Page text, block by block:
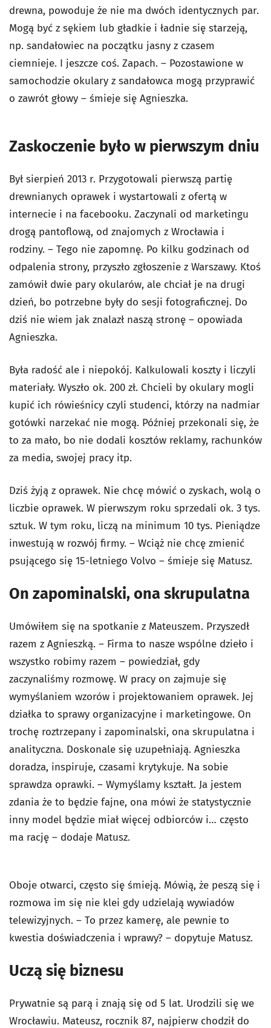
drewna, powoduje że nie ma dwóch identycznych par.
Mogą być z sękiem lub gładkie i ładnie się starzeją,
np. sandałowiec na początku jasny z czasem
ciemnieje. I jeszcze coś. Zapach. – Pozostawione w
samochodzie okulary z sandałowca mogą przyprawić
o zawrót głowy – śmieje się Agnieszka.
Zaskoczenie było w pierwszym dniu
Był sierpień 2013 r. Przygotowali pierwszą partię
drewnianych oprawek i wystartowali z ofertą w
internecie i na facebooku. Zaczynali od marketingu
drogą pantoflową, od znajomych z Wrocławia i
rodziny. – Tego nie zapomnę. Po kilku godzinach od
odpalenia strony, przyszło zgłoszenie z Warszawy. Ktoś
zamówił dwie pary okularów, ale chciał je na drugi
dzień, bo potrzebne były do sesji fotograficznej. Do
dziś nie wiem jak znalazł naszą stronę – opowiada
Agnieszka.
Była radość ale i niepokój. Kalkulowali koszty i liczyli
materiały. Wyszło ok. 200 zł. Chcieli by okulary mogli
kupić ich rówieśnicy czyli studenci, którzy na nadmiar
gotówki narzekać nie mogą. Później przekonali się, że
to za mało, bo nie dodali kosztów reklamy, rachunków
za media, swojej pracy itp.
Dziś żyją z oprawek. Nie chcę mówić o zyskach, wolą o
liczbie oprawek. W pierwszym roku sprzedali ok. 3 tys.
sztuk. W tym roku, liczą na minimum 10 tys. Pieniądze
inwestują w rozwój firmy. – Wciąż nie chcę zmienić
psującego się 15-letniego Volvo – śmieje się Matusz.
On zapominalski, ona skrupulatna
Umówiłem się na spotkanie z Mateuszem. Przyszedł
razem z Agnieszką. – Firma to nasze wspólne dzieło i
wszystko robimy razem – powiedział, gdy
zaczynaliśmy rozmowę. W pracy on zajmuje się
wymyślaniem wzorów i projektowaniem oprawek. Jej
działka to sprawy organizacyjne i marketingowe. On
trochę roztrzepany i zapominalski, ona skrupulatna i
analityczna. Doskonale się uzupełniają. Agnieszka
doradza, inspiruje, czasami krytykuje. Na sobie
sprawdza oprawki. – Wymyślamy kształt. Ja jestem
zdania że to będzie fajne, ona mówi że statystycznie
inny model będzie miał więcej odbiorców i… często
ma rację – dodaje Matusz.
Oboje otwarci, często się śmieją. Mówią, że peszą się i
rozmowa im się nie klei gdy udzielają wywiadów
telewizyjnych. – To przez kamerę, ale pewnie to
kwestia doświadczenia i wprawy? – dopytuje Matusz.
Uczą się biznesu
Prywatnie są parą i znają się od 5 lat. Urodzili się we
Wrocławiu. Mateusz, rocznik 87, najpierw chodził do